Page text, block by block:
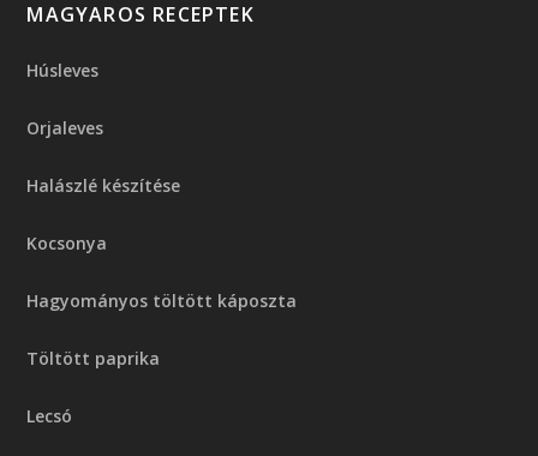
MAGYAROS RECEPTEK
Húsleves
Orjaleves
Halászlé készítése
Kocsonya
Hagyományos töltött káposzta
Töltött paprika
Lecsó